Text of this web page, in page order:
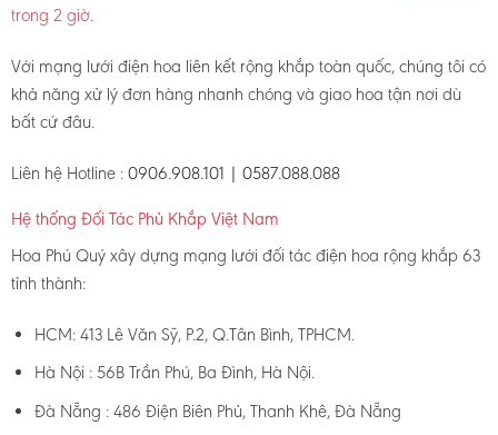
trong 2 giờ.
Với mạng lưới điện hoa liên kết rộng khắp toàn quốc, chúng tôi có
khả năng xử lý đơn hàng nhanh chóng và giao hoa tận nơi dù
bất cứ đâu.
Liên hệ Hotline : 0906.908.101 | 0587.088.088
Hệ thống Đối Tác Phủ Khắp Việt Nam
Hoa Phú Quý xây dựng mạng lưới đối tác điện hoa rộng khắp 63
tỉnh thành:
HCM: 413 Lê Văn Sỹ, P.2, Q.Tân Bình, TPHCM.
Hà Nội : 56B Trần Phú, Ba Đình, Hà Nội.
Đà Nẵng : 486 Điện Biên Phủ, Thanh Khê, Đà Nẵng